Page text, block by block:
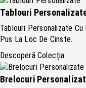
Tablouri
Tablouri Personalizate
Pus La Loc De Cinste.
Descoperă Colecția
Brelocuri